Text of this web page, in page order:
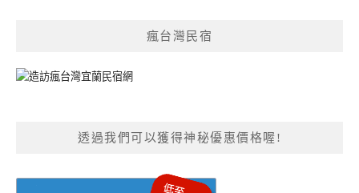
瘋台灣民宿
透過我們可以獲得神秘優惠價格喔!